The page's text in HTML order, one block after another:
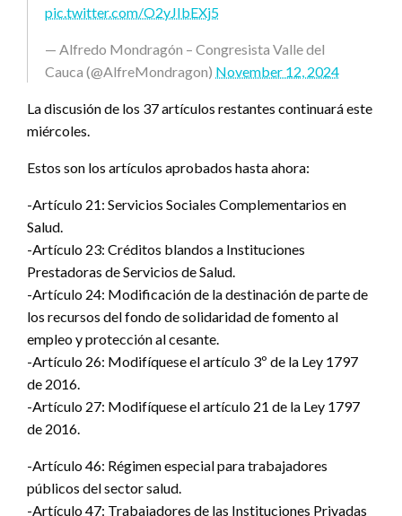
pic.twitter.com/O2yJIbEXj5
— Alfredo Mondragón – Congresista Valle del
Cauca (@AlfreMondragon) November 12, 2024
La discusión de los 37 artículos restantes continuará este
miércoles.
Estos son los artículos aprobados hasta ahora:
-Artículo 21: Servicios Sociales Complementarios en
Salud.
-Artículo 23: Créditos blandos a Instituciones
Prestadoras de Servicios de Salud.
-Artículo 24: Modificación de la destinación de parte de
los recursos del fondo de solidaridad de fomento al
empleo y protección al cesante.
-Artículo 26: Modifíquese el artículo 3º de la Ley 1797
de 2016.
-Artículo 27: Modifíquese el artículo 21 de la Ley 1797
de 2016.
-Artículo 46: Régimen especial para trabajadores
públicos del sector salud.
-Artículo 47: Trabajadores de las Instituciones Privadas